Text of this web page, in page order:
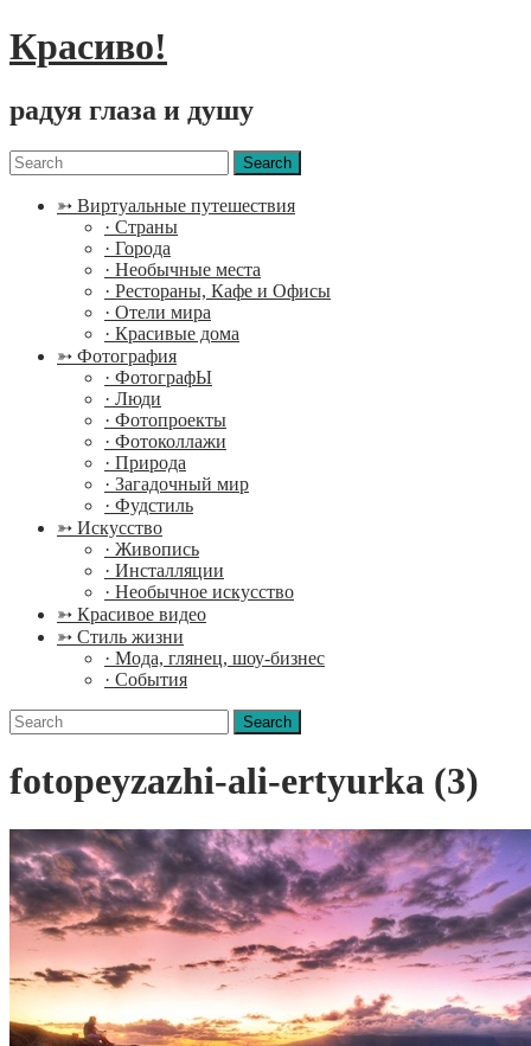
Красиво!
радуя глаза и душу
Menu
Search
for:
➳ Виртуальные путешествия
· Страны
· Города
· Необычные места
· Рестораны, Кафе и Офисы
· Отели мира
· Красивые дома
➳ Фотография
· ФотографЫ
· Люди
· Фотопроекты
· Фотоколлажи
· Природа
· Загадочный мир
· Фудстиль
➳ Искусство
· Живопись
· Инсталляции
· Необычное искусство
➳ Красивое видео
➳ Стиль жизни
· Мода, глянец, шоу-бизнес
· События
Search
for:
fotopeyzazhi-ali-ertyurka (3)